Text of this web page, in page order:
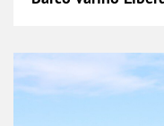
Busto de Álvaro